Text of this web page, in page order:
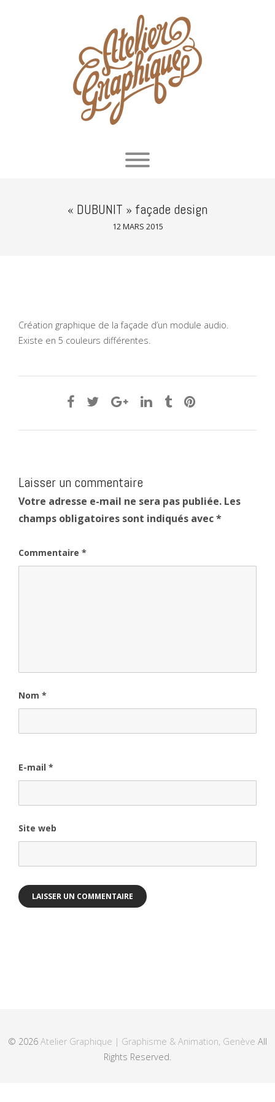
« DUBUNIT » façade design
12 MARS 2015
Création graphique de la façade d’un module audio.
Existe en 5 couleurs différentes.
Laisser un commentaire
Votre adresse e-mail ne sera pas publiée. Les
champs obligatoires sont indiqués avec*
Commentaire *
Nom *
E-mail *
Site web
© 2026 Atelier Graphique | Graphisme & Animation, Genève All
Rights Reserved.